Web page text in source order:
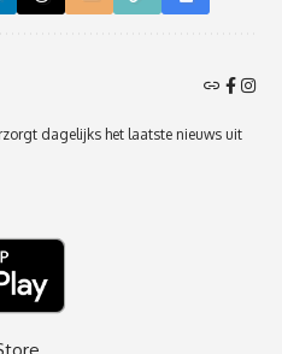
dagelijks het laatste nieuws uit